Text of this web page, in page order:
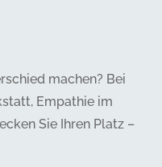
machen? Bei
Empathie im
Sie Ihren Platz –